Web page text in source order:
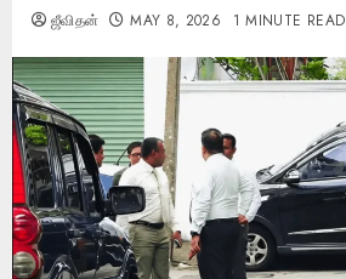
ஜீவிதன் MAY 8, 2026 1 MINUTE READ